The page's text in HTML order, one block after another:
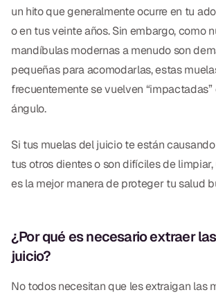
All-on-6
Coronas y Fundas
Puentes Dentales
Empastes Dentales
Implantes Dentales
Dentaduras en el Mismo Día
Reparaciones el Mismo Día
COSMÉTICA
un hito que generalmente ocurre en tu
o en tus veinte años. Sin embargo, como
mandíbulas modernas a menudo son
pequeñas para acomodarlas, estas
frecuentemente se vuelven “impactadas”
ángulo.
Si tus muelas del juicio te están
tus otros dientes o son difíciles de limpiar,
es la mejor manera de proteger tu salud
¿Por qué es necesario extraer
juicio?
No todos necesitan que les extraigan las